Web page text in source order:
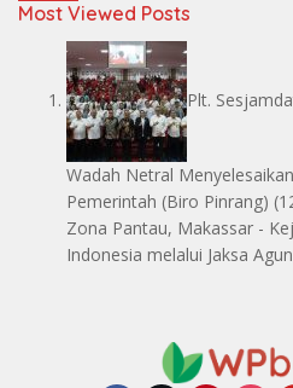
Most Viewed Posts
Plt.
Wadah Netral
Pemerintah (Biro Pinrang)
Zona Pantau, Makassar -
Indonesia melalui Jaksa